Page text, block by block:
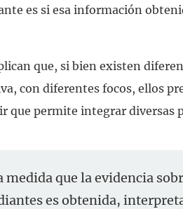
es si esa información
que, si bien existen
con diferentes focos, ellos
que permite integrar diversas
medida que la evidencia
es obtenida,